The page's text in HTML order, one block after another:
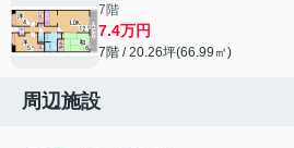
7階
7.4万円
7階 / 20.26坪(66.99㎡)
周辺施設